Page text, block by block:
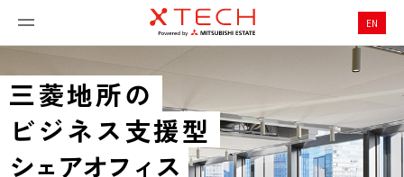
EN
三菱地所の
ビジネス支援型
シェアオフィス